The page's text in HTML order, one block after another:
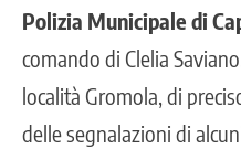
Polizia Municipale di
comando di Clelia
località Gromola, di
delle segnalazioni di